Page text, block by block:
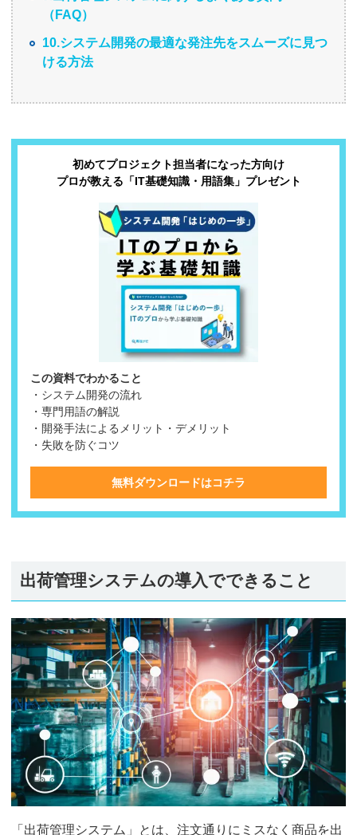
（FAQ）
10.システム開発の最適な発注先をスムーズに見つ
ける方法
初めてプロジェクト担当者になった方向け
プロが教える「IT基礎知識・用語集」プレゼント
この資料でわかること
・システム開発の流れ
・専門用語の解説
・開発手法によるメリット・デメリット
・失敗を防ぐコツ
無料ダウンロードはコチラ
出荷管理システムの導入でできること
「出荷管理システム」とは、注文通りにミスなく商品を出